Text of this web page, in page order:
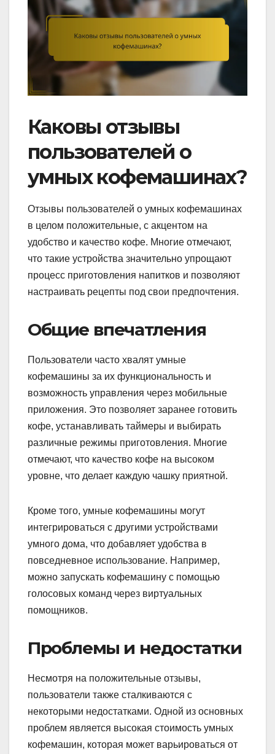
Каковы отзывы
пользователей о
умных кофемашинах?
Отзывы пользователей о умных кофемашинах
в целом положительные, с акцентом на
удобство и качество кофе. Многие отмечают,
что такие устройства значительно упрощают
процесс приготовления напитков и позволяют
настраивать рецепты под свои предпочтения.
Общие впечатления
Пользователи часто хвалят умные
кофемашины за их функциональность и
возможность управления через мобильные
приложения. Это позволяет заранее готовить
кофе, устанавливать таймеры и выбирать
различные режимы приготовления. Многие
отмечают, что качество кофе на высоком
уровне, что делает каждую чашку приятной.
Кроме того, умные кофемашины могут
интегрироваться с другими устройствами
умного дома, что добавляет удобства в
повседневное использование. Например,
можно запускать кофемашину с помощью
голосовых команд через виртуальных
помощников.
Проблемы и недостатки
Несмотря на положительные отзывы,
пользователи также сталкиваются с
некоторыми недостатками. Одной из основных
проблем является высокая стоимость умных
кофемашин, которая может варьироваться от